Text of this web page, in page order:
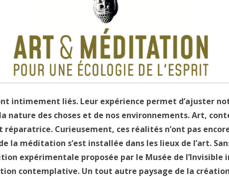
liés. Leur expérience permet d’ajuster
nature des choses et de nos environnements. Art,
Curieusement, ces réalités n’ont pas
la méditation s’est installée dans les lieux de l’art.
expérimentale proposée par le Musée de l’Invisible
contemplative. Un tout autre paysage de la